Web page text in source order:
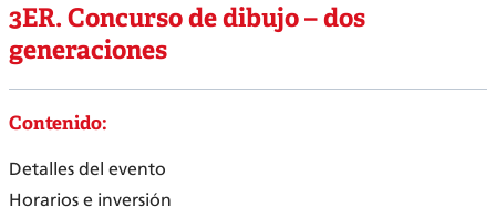
3ER. Concurso de dibujo – dos
generaciones
Contenido:
Detalles del evento
Horarios e inversión